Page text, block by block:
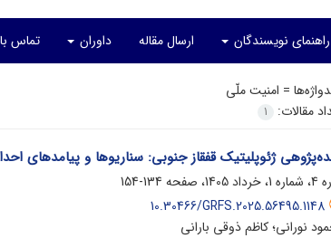
راهنمای نویسندگان ارسال مقاله داوران تماس
= امنیت ملّی
مقالات:
1
ژئوپلیتیک قفقاز جنوبی: سناریوها و پیامدهای
صفحه
134-154
10.30466/GRFS.2025.56495.1148
نورانی؛ کاظم ذوقی بارانی